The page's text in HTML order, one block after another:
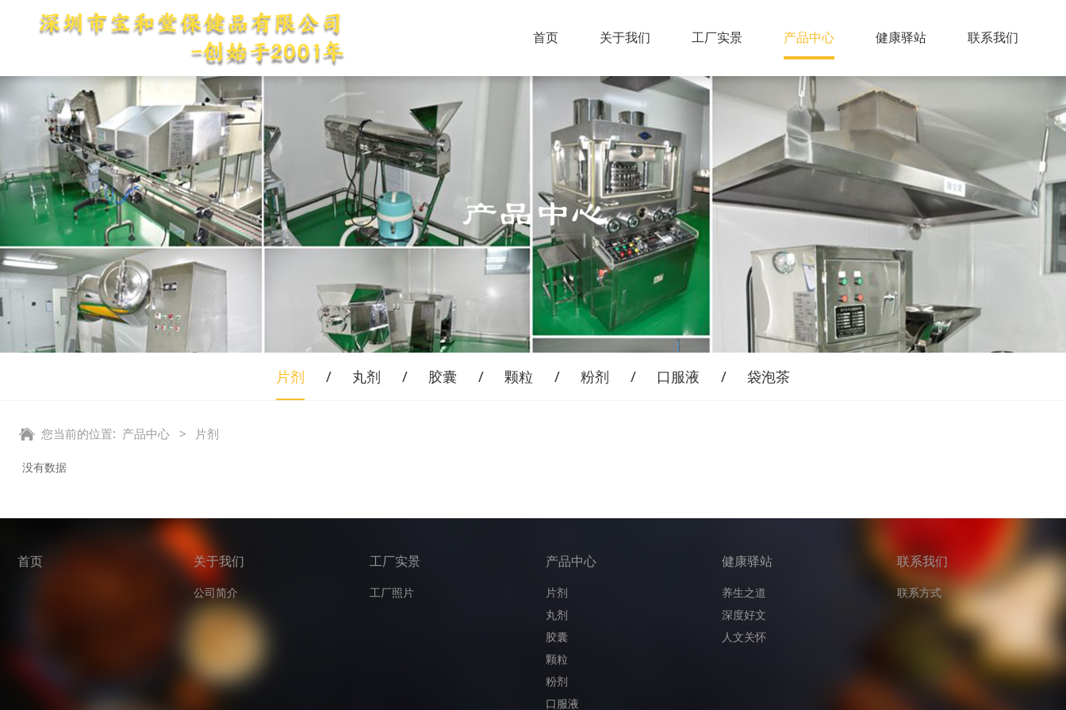
首页 关于我们 工厂实景 产品中心 健康驿站 联系我们
片剂 丸剂 胶囊 颗粒 粉剂 口服液 袋泡茶
您当前的位置: 产品中心 > 片剂
没有数据
首页 关于我们
公司简介
工厂实景
工厂照片
产品中心
片剂
丸剂
胶囊
颗粒
粉剂
口服液
健康驿站
养生之道
深度好文
人文关怀
联系我们
联系方式